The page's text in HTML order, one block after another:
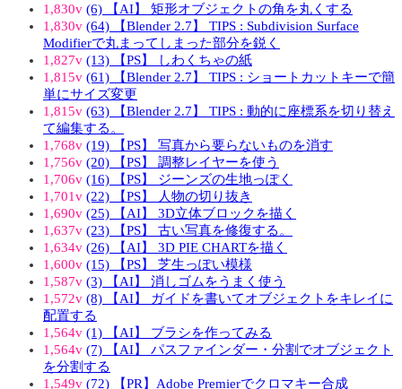
1,830v (6) 【AI】 矩形オブジェクトの角を丸くする
1,830v (64) 【Blender 2.7】 TIPS : Subdivision Surface
Modifierで丸まってしまった部分を鋭く
1,827v (13) 【PS】 しわくちゃの紙
1,815v (61) 【Blender 2.7】 TIPS : ショートカットキーで簡
単にサイズ変更
1,815v (63) 【Blender 2.7】 TIPS : 動的に座標系を切り替え
て編集する。
1,768v (19) 【PS】 写真から要らないものを消す
1,756v (20) 【PS】 調整レイヤーを使う
1,706v (16) 【PS】 ジーンズの生地っぽく
1,701v (22) 【PS】 人物の切り抜き
1,690v (25) 【AI】 3D立体ブロックを描く
1,637v (23) 【PS】 古い写真を修復する。
1,634v (26) 【AI】 3D PIE CHARTを描く
1,600v (15) 【PS】 芝生っぽい模様
1,587v (3) 【AI】 消しゴムをうまく使う
1,572v (8) 【AI】 ガイドを書いてオブジェクトをキレイに
配置する
1,564v (1) 【AI】 ブラシを作ってみる
1,564v (7) 【AI】 パスファインダー・分割でオブジェクト
を分割する
1,549v (72) 【PR】Adobe Premierでクロマキー合成